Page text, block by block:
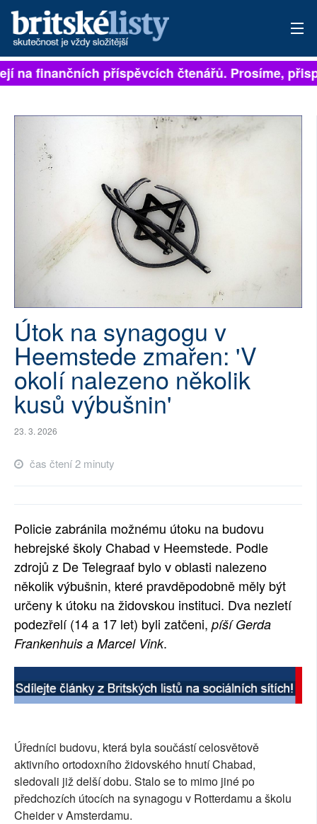
PŘIHLÁSIT
ARCHIV
ROZHOVORY
TÉMATA
NEJČTENĚJŠÍ ZA 7 DNÍ
AUTOŘI
PŘÍSPĚVKY NA PROVOZ
SOCIÁLNÍ SÍTĚ
RUBRIKY
PLNÁ VERZE STRÁNEK
na finančních příspěvcích čtenářů. Prosíme,
Útok na synagogu v
Heemstede zmařen: 'V
okolí nalezeno několik
kusů výbušnin'
23. 3. 2026
čas čtení 2 minuty
Policie zabránila možnému útoku na budovu
hebrejské školy Chabad v Heemstede. Podle
zdrojů z De Telegraaf bylo v oblasti nalezeno
několik výbušnin, které pravděpodobně měly být
určeny k útoku na židovskou instituci. Dva nezletí
podezřelí (14 a 17 let) byli zatčeni, píší Gerda
Frankenhuis a Marcel Vink.
Úředníci budovu, která byla součástí celosvětově
aktivního ortodoxního židovského hnutí Chabad,
sledovali již delší dobu. Stalo se to mimo jiné po
předchozích útocích na synagogu v Rotterdamu a školu
Cheider v Amsterdamu.